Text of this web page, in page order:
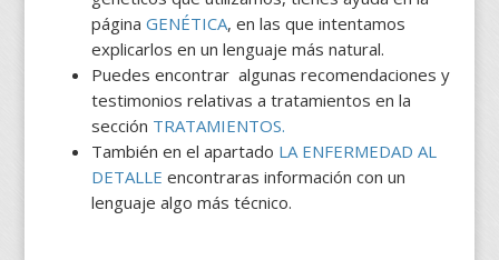
páginaGENÉTICA, en las que intentamos
explicarlos en un lenguaje más natural.
Puedes encontrar algunas recomendaciones y
testimonios relativas a tratamientos en la
sección TRATAMIENTOS.
También en el apartado LA ENFERMEDAD AL
DETALLE encontraras información con un
lenguaje algo más técnico.